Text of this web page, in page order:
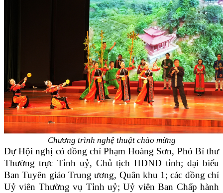
Chương trình nghệ thuật chào mừng
Dự Hội nghị có đồng chí Phạm Hoàng Sơn, Phó Bí thư
Thường trực Tỉnh uỷ, Chủ tịch HĐND tỉnh; đại biểu
Ban Tuyên giáo Trung ương, Quân khu 1; các đồng chí
Uỷ viên Thường vụ Tỉnh uỷ; Uỷ viên Ban Chấp hành